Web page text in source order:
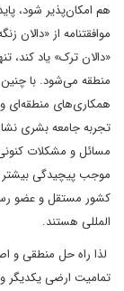
هم امکان‌پذیر شود،
موافقتنامه از «دالان
«دالان ترک» یاد کند،
منطقه می‌شود. با چنین
همکاری‌های منطقه‌‌ای
تجربه جامعه بشری
مسائل و مشکلات
موجب پیچیدگی
کشور مستقل و عضو
المللی هستند.‌‌
لذا راه حل منطقی و
تمامیت ارضی یکدیگر